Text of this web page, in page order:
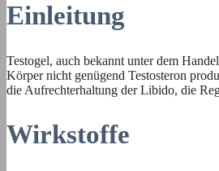
Einleitung
Testogel, auch bekannt unter dem
Körper nicht genügend Testosteron
die Aufrechterhaltung der Libido, die
Wirkstoffe